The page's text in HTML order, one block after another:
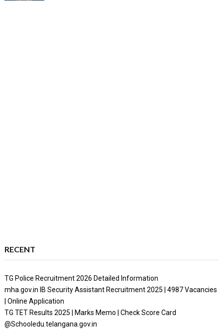
RECENT
TG Police Recruitment 2026 Detailed Information
mha.gov.in IB Security Assistant Recruitment 2025 | 4987 Vacancies
| Online Application
TG TET Results 2025 | Marks Memo | Check Score Card
@Schooledu.telangana.gov.in